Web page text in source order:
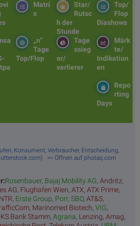
Top/
Flop
Diashows
Star/
Rutsc
h der
Stunde
Matri
x
Märk
te/
Indikation
en
Tage
ssieg
er/
verlierer
„n“
Tage
Top/Flop
Repo
rting
Days
Konsument, Verbraucher, Entscheidung,
>> Öffnen auf photaq.com
Rosenbauer, Bajaj Mobility AG, Andritz,
AG, Flughafen Wien, ATX, ATX Prime,
, Erste Group, Porr, SBO, AT&S,
, Marinomed Biotech, VIG,
Bank Stamm, Agrana, Lenzing, Amag,